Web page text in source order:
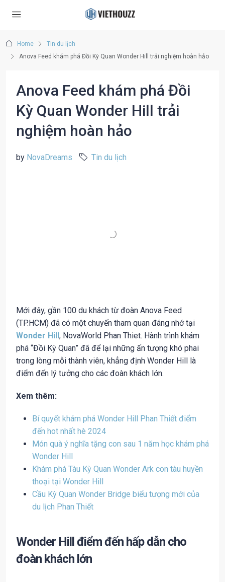
Home
Tin du lịch
Anova Feed khám phá Đồi Kỳ Quan Wonder Hill trải nghiệm hoàn hảo
Anova Feed khám phá Đồi
Kỳ Quan Wonder Hill trải
nghiệm hoàn hảo
by NovaDreams Tin du lịch
Mới đây, gần 100 du khách từ đoàn Anova Feed
(TP.HCM) đã có một chuyến tham quan đáng nhớ tại
Wonder Hill, NovaWorld Phan Thiet. Hành trình khám
phá “Đồi Kỳ Quan” đã để lại những ấn tượng khó phai
trong lòng mỗi thành viên, khẳng định Wonder Hill là
điểm đến lý tưởng cho các đoàn khách lớn.
Xem thêm:
Bí quyết khám phá Wonder Hill Phan Thiết điểm
đến hot nhất hè 2024
Món quà ý nghĩa tặng con sau 1 năm học khám phá
Wonder Hill
Khám phá Tàu Kỳ Quan Wonder Ark con tàu huyền
thoại tại Wonder Hill
Cầu Kỳ Quan Wonder Bridge biểu tượng mới của
du lịch Phan Thiết
Wonder Hill điểm đến hấp dẫn cho
đoàn khách lớn